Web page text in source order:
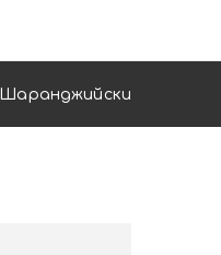
Шаранджийски